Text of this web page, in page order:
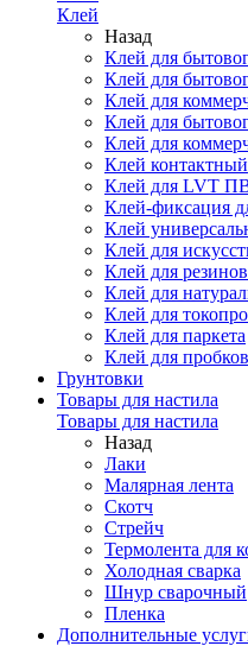
Клей
Назад
Клей для
Клей для
Клей для
Клей для
Клей для
Клей контактный
Клей для LVT
Клей-фиксация
Клей
Клей для
Клей для
Клей для
Клей для
Клей для паркета
Клей для
Грунтовки
Товары для настила
Товары для настила
Назад
Лаки
Малярная лента
Скотч
Стрейч
Термолента для
Холодная сварка
Шнур сварочный
Пленка
Дополнительные